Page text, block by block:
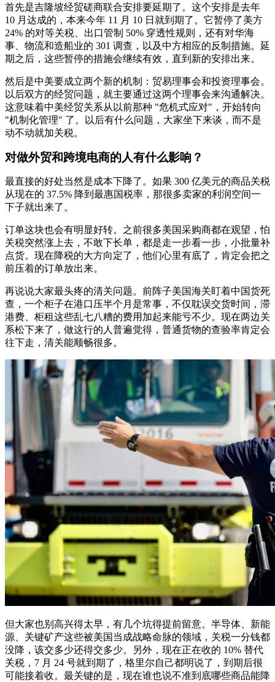
首先是吉隆坡经贸磋商联合安排要延期了。这个安排是去年
10 月达成的，本来今年 11 月 10 日就到期了。它暂停了美方
24% 的对等关税、出口管制 50% 穿透性规则，还有对华海
事、物流和造船业的 301 调查，以及中方相应的反制措施。延
期之后，这些暂停的措施会继续有效，直到新的安排出来。
然后是中美要成立两个新的机制：贸易理事会和投资理事会。
以后双方的经贸问题，就主要通过这两个理事会来沟通解决。
这意味着中美经贸关系从以前那种 "危机式应对"，开始转向
"机制化管理" 了。以后有什么问题，大家坐下来谈，而不是
动不动就加关税。
对做外贸和跨境电商的人有什么影响？
最直接的好处当然是成本下降了。如果 300 亿美元的商品关税
从现在的 37.5% 降到最惠国税率，那很多卖家的利润空间一
下子就出来了。
订单这块也会有明显好转。之前很多美国采购商都在观望，怕
关税突然涨上去，不敢下长单，都是走一步看一步，小批量补
点货。现在降税的大方向定了，他们心里有底了，肯定会把之
前压着的订单放出来。
再说说大家最头疼的清关问题。前阵子美国海关盯着中国货死
查，一个柜子在港口压半个月是常事，不仅耽误交货时间，滞
港费、柜租这些乱七八糟的费用加起来能亏不少。现在两边关
系松下来了，做这行的人普遍觉得，普通货物的查验率肯定会
往下走，清关能顺畅很多。
但大家也别高兴得太早，有几个坑得提前留意。半导体、新能
源、关键矿产这些被美国当成战略命脉的领域，关税一分钱都
没降，该交多少还得交多少。另外，现在正在收的 10% 替代
关税，7 月 24 号就到期了，格里尔自己都明说了，到期后很
可能接着收。最关键的是，现在谁也说不准到底哪些商品能降